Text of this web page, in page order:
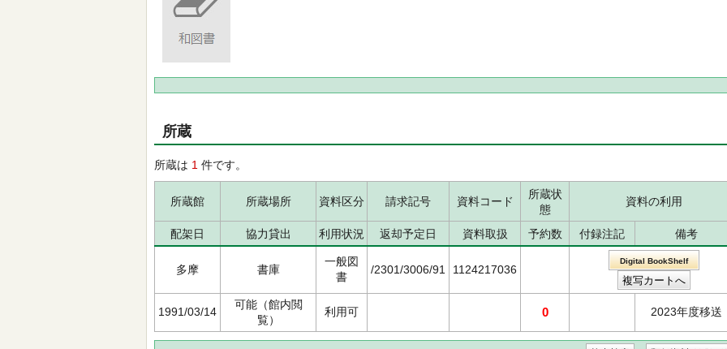
所蔵
所蔵は 1 件です。
所蔵館 所蔵場所 資料区分 請求記号 資料コード
所蔵状
態
資料の利用
配架日 協力貸出 利用状況 返却予定日 資料取扱 予約数 付録注記 備考
多摩 書庫
一般図
書
/2301/3006/91 1124217036
Digital BookShelf
1991/03/14
可能（館内閲
覧）
利用可 0 2023年度移送